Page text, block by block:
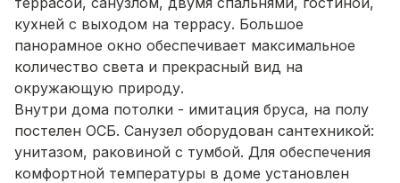
кухней с выходом на террасу. Большое
панорамное окно обеспечивает максимальное
количество света и прекрасный вид на
окружающую природу.
Внутри дома потолки - имитация бруса, на полу
постелен ОСБ. Санузел оборудован сантехникой:
унитазом, раковиной с тумбой. Для обеспечения
комфортной температуры в доме установлен